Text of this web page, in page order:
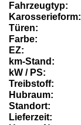
Fahrzeugtyp:
Karosserieform:
Türen:
Farbe:
EZ:
km-Stand:
kW / PS:
Treibstoff:
Hubraum:
Standort:
Lieferzeit: